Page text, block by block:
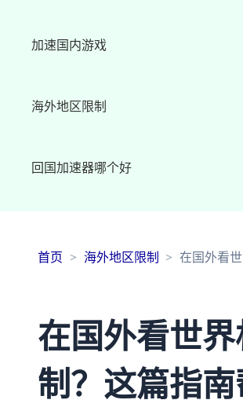
加速国内游戏
海外地区限制
回国加速器哪个好
首页 海外地区限制 在国外看
在国外看世
制？这篇指